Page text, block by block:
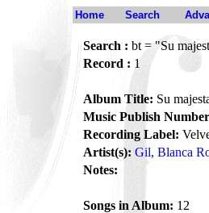
Home Search
Search : bt = "Su
Record : 1
Album Title: Su
Music Publish
Recording Label:
Artist(s): Gil, Blanca
Notes:
Songs in Album: 12